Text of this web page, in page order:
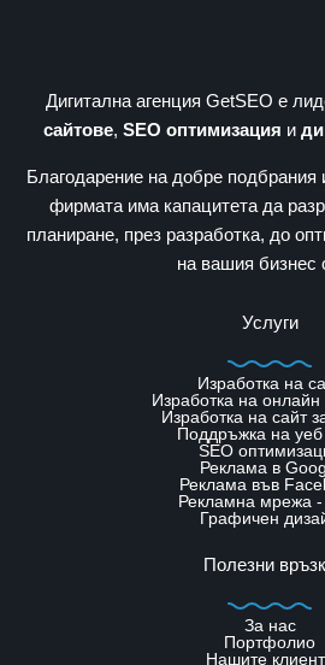
Дигитална агенция GetSEO е
сайтове, SEO оптимизация и
Благодарение на добре подбрания
фирмата има капацитета да
планиране, през разработка, до
на вашия бизнес
Услуги
Изработка на
Изработка на онлайн
Изработка на сайт
Поддръжка на уеб
SЕО
Реклама в
Реклама във
Рекламна мрежа -
Графичен
Полезни
За нас
Портфолио
Нашите